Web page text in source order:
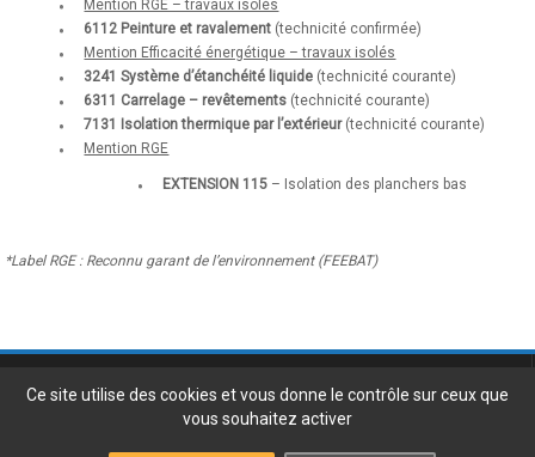
Mention RGE – travaux isolés
6112 Peinture et ravalement (technicité confirmée)
Mention Efficacité énergétique – travaux isolés
3241 Système d’étanchéité liquide (technicité courante)
6311 Carrelage – revêtements (technicité courante)
7131 Isolation thermique par l’extérieur(technicité courante)
Mention RGE
EXTENSION 115 – Isolation des planchers bas
*Label RGE : Reconnu garant de l’environnement (FEEBAT)
3, impasse du Bélem - 44100 Nantes
info@turpeau.fr
Ce site utilise des cookies et vous donne le contrôle sur ceux que
vous souhaitez activer